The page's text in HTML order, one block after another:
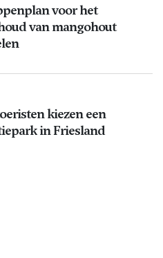
voor het
van mangohout
kiezen een
in Friesland